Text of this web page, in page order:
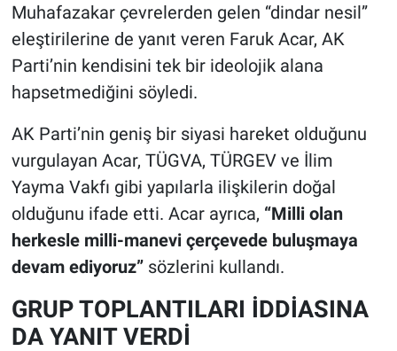
Muhafazakar çevrelerden gelen “dindar nesil”
eleştirilerine de yanıt veren Faruk Acar, AK
Parti’nin kendisini tek bir ideolojik alana
hapsetmediğini söyledi.
AK Parti’nin geniş bir siyasi hareket olduğunu
vurgulayan Acar, TÜGVA, TÜRGEV ve İlim
Yayma Vakfı gibi yapılarla ilişkilerin doğal
olduğunu ifade etti. Acar ayrıca, “Milli olan
herkesle milli-manevi çerçevede buluşmaya
devam ediyoruz”sözlerini kullandı.
GRUP TOPLANTILARI İDDİASINA
DA YANIT VERDİ